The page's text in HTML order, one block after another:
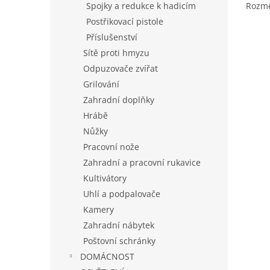
Spojky a redukce k hadicím
Postřikovací pistole
Příslušenství
Sítě proti hmyzu
Odpuzovače zvířat
Grilování
Zahradní doplňky
Hrábě
Nůžky
Pracovní nože
Zahradní a pracovní rukavice
Kultivátory
Uhlí a podpalovače
Kamery
Zahradní nábytek
Poštovní schránky
DOMÁCNOST